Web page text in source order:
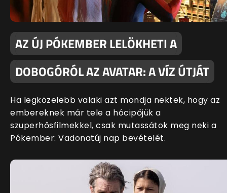
AZ ÚJ PÓKEMBER LELÖKHETI A
DOBOGÓRÓL AZ AVATAR: A VÍZ ÚTJÁT
Ha legközelebb valaki azt mondja nektek, hogy az
embereknek már tele a hócipőjük a
szuperhősfilmekkel, csak mutassátok meg neki a
Pókember: Vadonatúj nap bevételét.